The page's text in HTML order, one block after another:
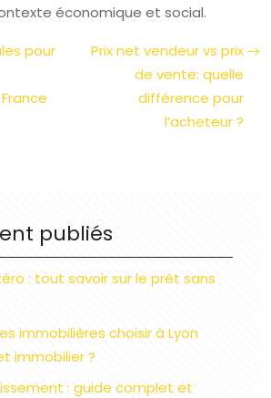
économique et social.
pour
Prix net vendeur vs prix
de vente: quelle
différence pour
l’acheteur ?
publiés
: tout savoir sur le prêt sans
immobilières choisir à Lyon
immobilier ?
: guide complet et